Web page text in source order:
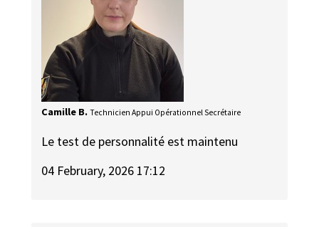
Camille B. Technicien Appui Opérationnel Secrétaire
Le test de personnalité est maintenu
04 February, 2026 17:12